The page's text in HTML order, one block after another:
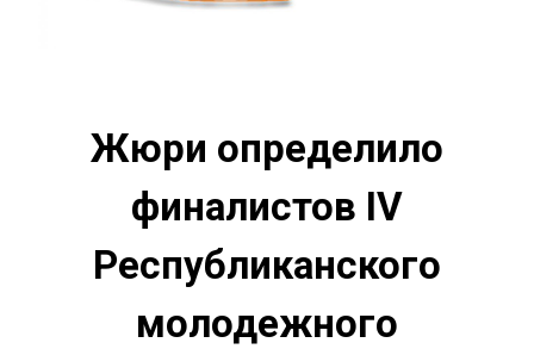
Жюри определило
финалистов IV
Республиканского
молодежного